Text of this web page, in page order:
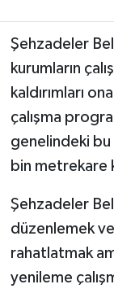
Şehzadeler
kurumların
kaldırımları
çalışma
genelindeki bu
bin metrekare
Şehzadeler
düzenlemek ve
rahatlatmak
yenileme